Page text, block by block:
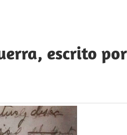
escrito por